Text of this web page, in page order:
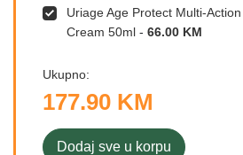
Uriage Age Protect Multi-
Cream 50ml - 66.00 KM
Ukupno:
177.90 KM
Dodaj sve u korpu